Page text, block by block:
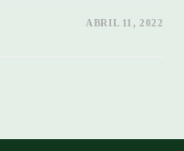
ABRIL 11, 2022